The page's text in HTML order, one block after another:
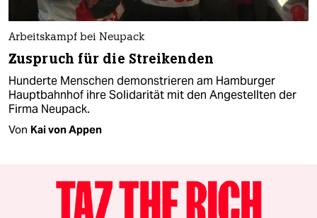
Arbeitskampf bei Neupack
Zuspruch für die Streikenden
Hunderte Menschen demonstrieren am Hamburger
Hauptbahnhof ihre Solidarität mit den Angestellten der
Firma Neupack.
Von Kai von Appen